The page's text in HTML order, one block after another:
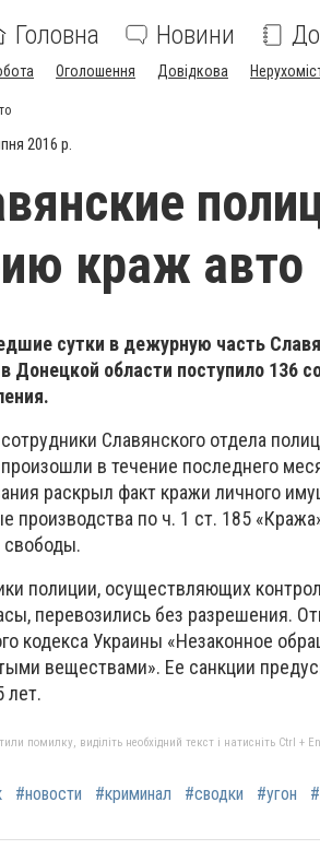
Головна Новини
Оголошення Довідкова
2016 р.
краж авто
сутки в дежурную часть
Донецкой области поступило 136
Славянского отдела
в течение последнего
раскрыл факт кражи личного
производства по ч. 1 ст. 185
полиции, осуществляющих
перевозились без разрешения.
кодекса Украины «Незаконное
веществами». Ее санкции
лет.
помилку, виділіть необхідний текст і натисніть Ctrl +
#новости #криминал #сводки #угон